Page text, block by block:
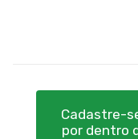
Cadastre-
por dentro